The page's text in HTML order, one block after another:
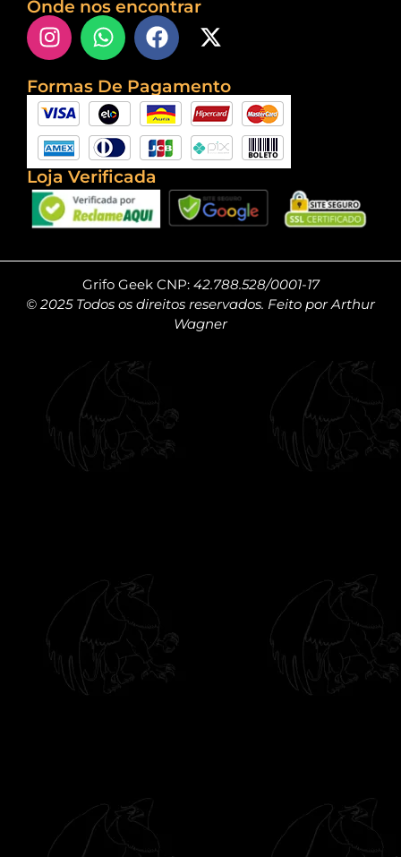
Onde nos encontrar
Formas De Pagamento
Loja Verificada
Grifo Geek CNP: 42.788.528/0001-17
© 2025 Todos os direitos reservados. Feito por Arthur
Wagner